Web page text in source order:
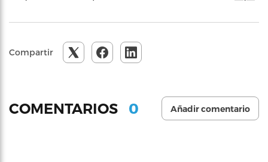
Compartir
COMENTARIOS 0 Añadir comentario